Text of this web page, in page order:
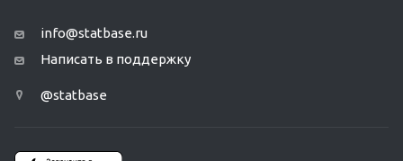
info@statbase.ru
Написать в поддержку
@statbase